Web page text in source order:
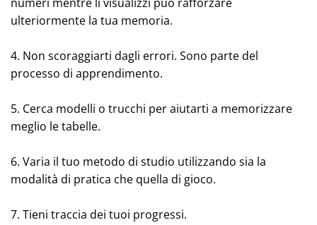
ulteriormente la tua memoria.
4. Non scoraggiarti dagli errori. Sono parte del
processo di apprendimento.
5. Cerca modelli o trucchi per aiutarti a memorizzare
meglio le tabelle.
6. Varia il tuo metodo di studio utilizzando sia la
modalità di pratica che quella di gioco.
7. Tieni traccia dei tuoi progressi.